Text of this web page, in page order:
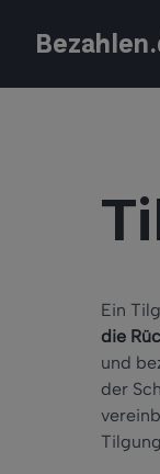
Ein
die
und
der